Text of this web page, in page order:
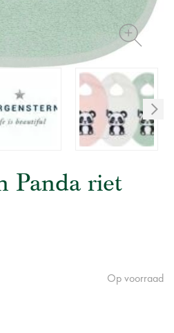
Panda riet
Op voorraad